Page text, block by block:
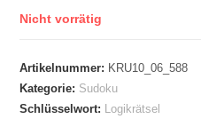
Nicht vorrätig
Artikelnummer: KRU10_06_588
Kategorie: Sudoku
Schlüsselwort:
Logikrätsel